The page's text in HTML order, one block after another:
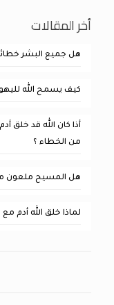
أخر المقالات
هل جميع البشر
كيف يسمح الله
أذا كان الله قد خلق
من الخطاء ؟
هل المسيح ملعون
لماذا خلق الله أدم